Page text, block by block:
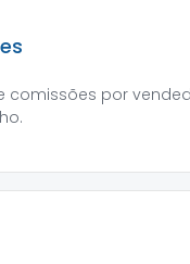
comissões por